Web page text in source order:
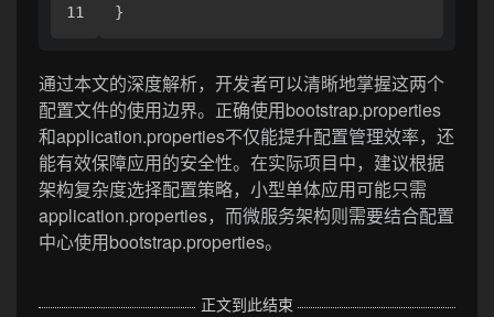
通过本文的深度解析，开发者可以清晰地掌握这两个
配置文件的使用边界。正确使用bootstrap.properties
和application.properties不仅能提升配置管理效率，还
能有效保障应用的安全性。在实际项目中，建议根据
架构复杂度选择配置策略，小型单体应用可能只需
application.properties，而微服务架构则需要结合配置
中心使用bootstrap.properties。
正文到此结束